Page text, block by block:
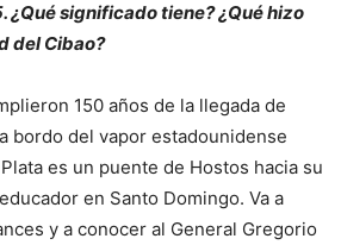
¿Qué significado tiene? ¿Qué hizo
del Cibao?
150 años de la llegada de
bordo del vapor estadounidense
es un puente de Hostos hacia su
en Santo Domingo. Va a
y a conocer al General Gregorio